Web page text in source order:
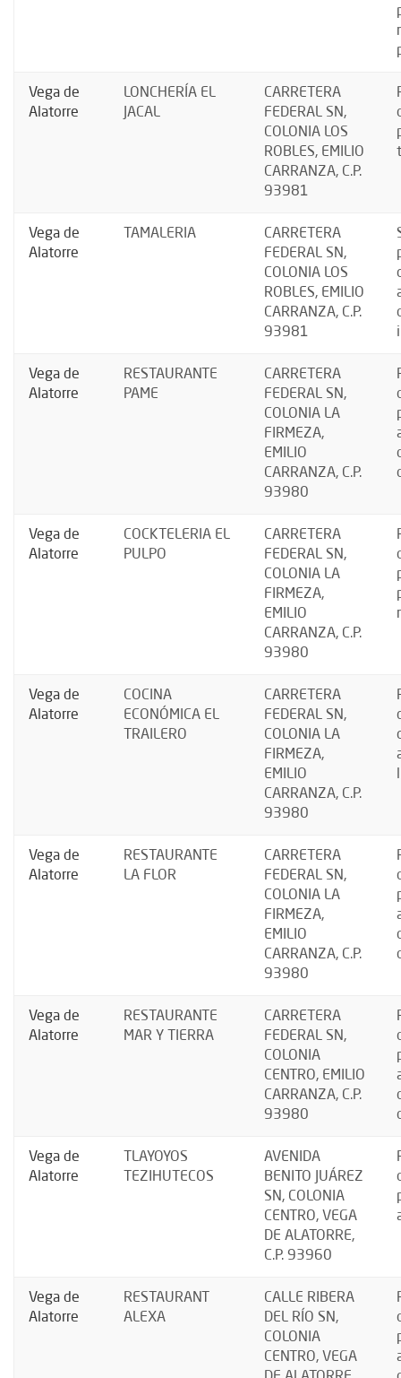
Vega de
Alatorre
LONCHERÍA EL
JACAL
CARRETERA
FEDERAL SN,
COLONIA LOS
ROBLES, EMILIO
CARRANZA, C.P.
93981
Vega de
Alatorre
TAMALERIA
CARRETERA
FEDERAL SN,
COLONIA LOS
ROBLES, EMILIO
CARRANZA, C.P.
93981
Vega de
Alatorre
RESTAURANTE
PAME
CARRETERA
FEDERAL SN,
COLONIA LA
FIRMEZA,
EMILIO
CARRANZA, C.P.
93980
Vega de
Alatorre
COCKTELERIA EL
PULPO
CARRETERA
FEDERAL SN,
COLONIA LA
FIRMEZA,
EMILIO
CARRANZA, C.P.
93980
Vega de
Alatorre
COCINA
ECONÓMICA EL
TRAILERO
CARRETERA
FEDERAL SN,
COLONIA LA
FIRMEZA,
EMILIO
CARRANZA, C.P.
93980
Vega de
Alatorre
RESTAURANTE
LA FLOR
CARRETERA
FEDERAL SN,
COLONIA LA
FIRMEZA,
EMILIO
CARRANZA, C.P.
93980
Vega de
Alatorre
RESTAURANTE
MAR Y TIERRA
CARRETERA
FEDERAL SN,
COLONIA
CENTRO, EMILIO
CARRANZA, C.P.
93980
Vega de
Alatorre
TLAYOYOS
TEZIHUTECOS
AVENIDA
BENITO JUÁREZ
SN, COLONIA
CENTRO, VEGA
DE ALATORRE,
C.P. 93960
Vega de
Alatorre
RESTAURANT
ALEXA
CALLE RIBERA
DEL RÍO SN,
COLONIA
CENTRO, VEGA